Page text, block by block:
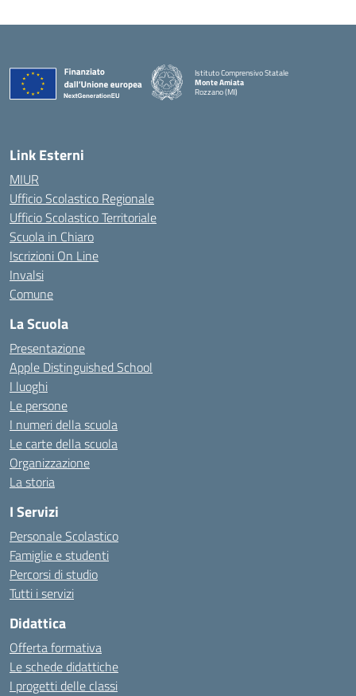
Istituto Comprensivo Statale
Monte Amiata
Rozzano (MI)
Link Esterni
MIUR
Ufficio Scolastico Regionale
Ufficio Scolastico Territoriale
Scuola in Chiaro
Iscrizioni On Line
Invalsi
Comune
La Scuola
Presentazione
Apple Distinguished School
I luoghi
Le persone
I numeri della scuola
Le carte della scuola
Organizzazione
La storia
I Servizi
Personale Scolastico
Famiglie e studenti
Percorsi di studio
Tutti i servizi
Didattica
Offerta formativa
Le schede didattiche
I progetti delle classi